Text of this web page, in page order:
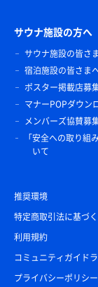
サウナ施設の方へ
サウナ施設の皆さ
宿泊施設の皆さま
ポスター掲載店募
マナーPOPダウン
メンバーズ協賛募
「安全への取り組
いて
推奨環境
特定商取引法に基づ
利用規約
コミュニティガイド
プライバシーポリシー